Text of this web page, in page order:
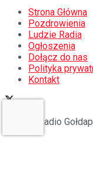
Strona Główna
Pozdrowienia
Ludzie Radia
Ogłoszenia
Dołącz do nas
Polityka
Kontakt
© 2021 Radio